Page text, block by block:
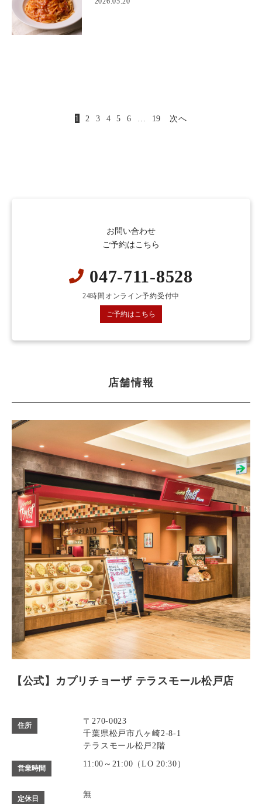
1 2 3 4 5 6 … 19 次へ
お問い合わせ
ご予約はこちら
047-711-8528
24時間オンライン予約受付中
ご予約はこちら
店舗情報
【公式】カプリチョーザ テラスモール松戸店
住所
〒270-0023
千葉県松戸市八ヶ崎2-8-1
テラスモール松戸2階
営業時間 11:00～21:00（LO 20:30）
定休日 無